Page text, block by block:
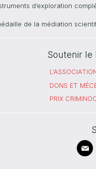
d’exploration
de la médiation
Soutenir le
DONS ET
PRIX